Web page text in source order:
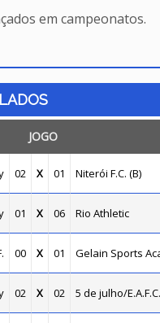
em campeonatos.
JOGO
02 X 01 Niterói F.C. (B)
01 X 06 Rio Athletic
00 X 01 Gelain Sports
02 X 02 5 de julho/E.A.F.C.